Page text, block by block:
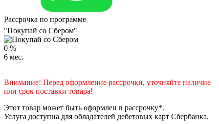
Рассрочка по программе
"Покупай со Сбером"
0 %
6 мес.
Внимание! Перед оформление рассрочки, уточняйте наличие
или срок поставки товара!
Этот товар может быть оформлен в рассрочку*.
Услуга доступна для обладателей дебетовых карт Сбербанка.